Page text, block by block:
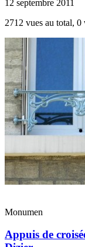
12 septembre 2011
2712 vues au total, 0
Monumen
Appuis de